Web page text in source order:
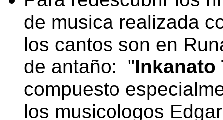
de musica realizada
los cantos son en
de antaño: "Inkanato
compuesto
los musicologos